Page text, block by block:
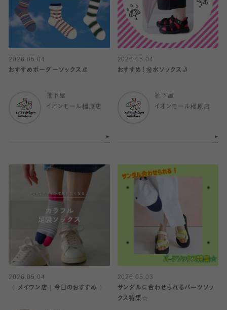
2026.05.04
おすすめボーダーソックス👒
靴下屋
イオンモール橿原店
2026.05.04
おすすめ！撥水ソックス🧦
靴下屋
イオンモール橿原店
2026.05.04
〈 メイワン店｜今日のおすすめ 〉
2026.05.03
サンダルに合わせられるパーツソッ
クス特集☆